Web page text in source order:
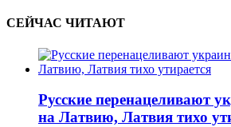
СЕЙЧАС ЧИТАЮТ
Русские перенацеливают
на Латвию, Латвия тихо